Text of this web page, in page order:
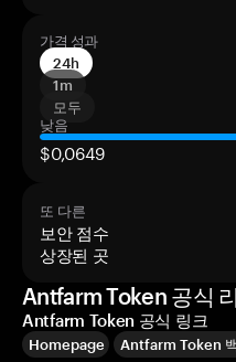
가격 성과
24h
1m
모두
낮음
$0,0649
또 다른
보안 점수
상장된 곳
Antfarm Token 공식
Antfarm Token 공식 링크
Homepage Antfarm Token